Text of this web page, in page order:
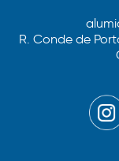
R. Conde de